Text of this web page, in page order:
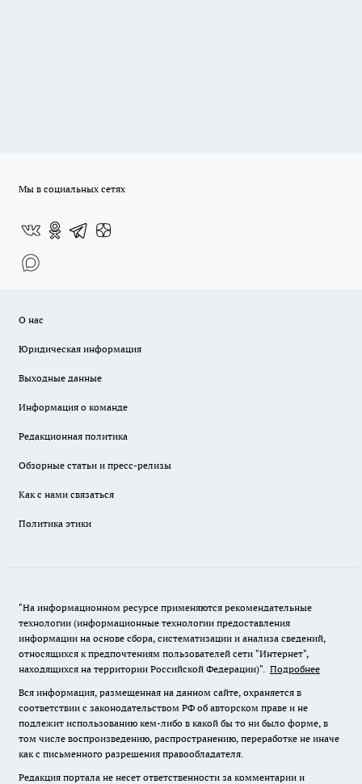
Мы в социальных сетях
О нас
Юридическая информация
Выходные данные
Информация о команде
Редакционная политика
Обзорные статьи и пресс-релизы
Как с нами связаться
Политика этики
"На информационном ресурсе применяются рекомендательные
технологии (информационные технологии предоставления
информации на основе сбора, систематизации и анализа сведений,
относящихся к предпочтениям пользователей сети "Интернет",
находящихся на территории Российской Федерации)". Подробнее
Вся информация, размещенная на данном сайте, охраняется в
соответствии с законодательством РФ об авторском праве и не
подлежит использованию кем-либо в какой бы то ни было форме, в
том числе воспроизведению, распространению, переработке не иначе
как с письменного разрешения правообладателя.
Редакция портала не несет ответственности за комментарии и